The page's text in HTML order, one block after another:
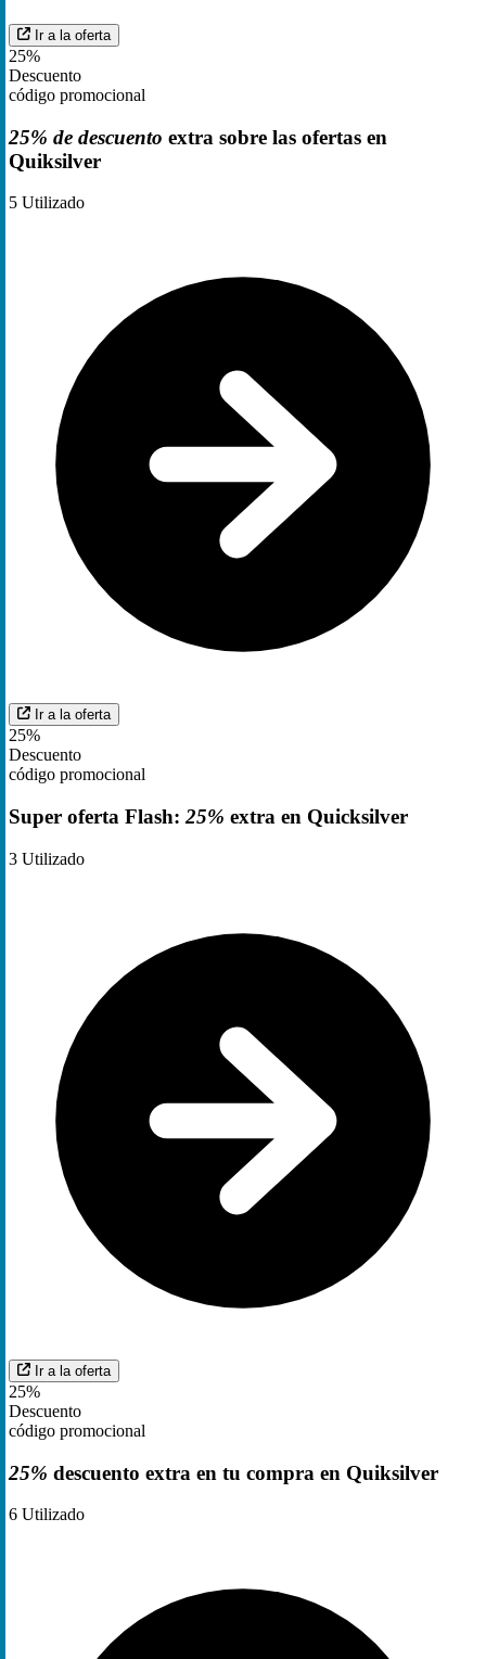
Ir a la oferta
25%
Descuento
código promocional
25% de descuento extra sobre las ofertas en
Quiksilver
5 Utilizado
Ir a la oferta
25%
Descuento
código promocional
Super oferta Flash: 25% extra en Quicksilver
3 Utilizado
Ir a la oferta
25%
Descuento
código promocional
25% descuento extra en tu compra en Quiksilver
6 Utilizado